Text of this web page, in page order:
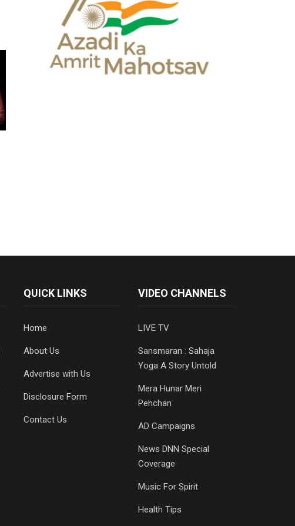
QUICK LINKS
Home
About Us
Advertise with Us
Disclosure Form
Contact Us
VIDEO CHANNELS
LIVE TV
Sansmaran : Sahaja
Yoga A Story Untold
Mera Hunar Meri
Pehchan
AD Campaigns
News DNN Special
Coverage
Music For Spirit
Health Tips